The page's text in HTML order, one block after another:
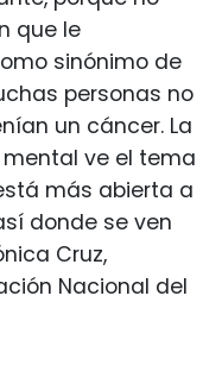
que le
sinónimo de
personas no
un cáncer. La
ve el tema
más abierta a
donde se ven
Cruz,
Nacional del